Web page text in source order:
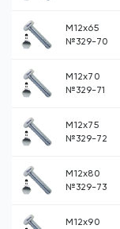
М12х65
№329-70
М12х70
№329-71
М12х75
№329-72
М12х80
№329-73
М12х90